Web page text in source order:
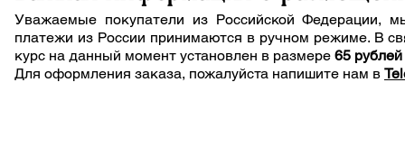
Уважаемые покупатели из Российской Федерации,
платежи из России принимаются в ручном режиме. В
курс на данный момент установлен в размере 65
Для оформления заказа, пожалуйста напишите нам в